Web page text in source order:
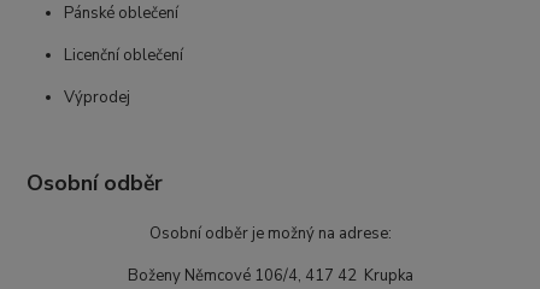
Pánské oblečení
Licenční oblečení
Výprodej
Osobní odběr
Osobní odběr je možný na adrese:
Boženy Němcové 106/4, 417 42 Krupka